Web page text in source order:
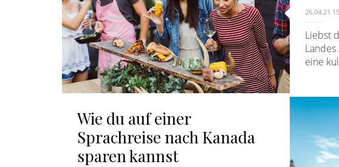
26.04.21
Liebst
eine
Wie du auf einer
Sprachreise nach Kanada
sparen kannst